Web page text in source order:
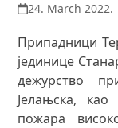
24. March 2022.
Припадници
јединице
дежурство
Јелањска,
пожара